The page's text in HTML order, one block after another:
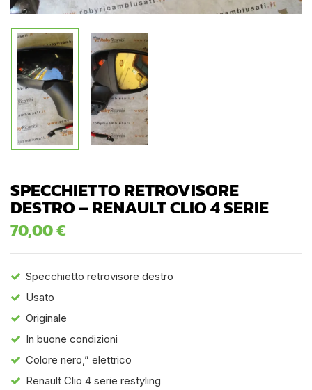
SPECCHIETTO RETROVISORE
DESTRO – RENAULT CLIO 4 SERIE
70,00€
Specchietto retrovisore destro
Usato
Originale
In buone condizioni
Colore nero,” elettrico
Renault Clio 4 serie restyling